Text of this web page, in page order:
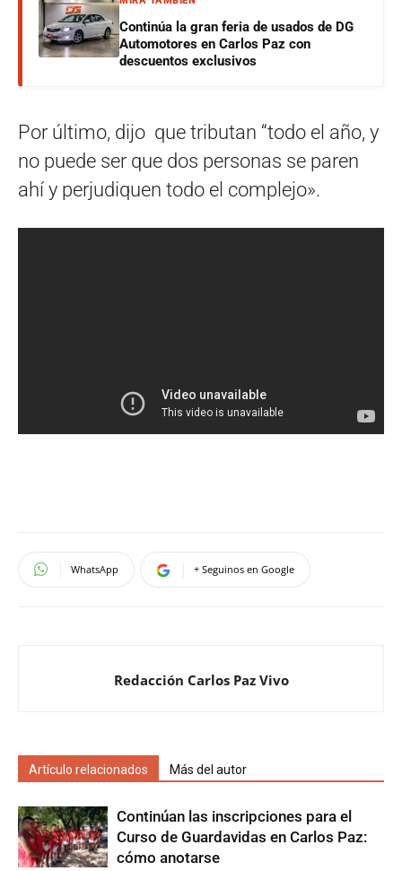
Continúa la gran feria de usados de DG
Automotores en Carlos Paz con
descuentos exclusivos
Por último, dijo que tributan “todo el año, y
no puede ser que dos personas se paren
ahí y perjudiquen todo el complejo».
WhatsApp + Seguinos en Google
Redacción Carlos Paz Vivo
Artículo relacionados Más del autor
Continúan las inscripciones para el
Curso de Guardavidas en Carlos Paz:
cómo anotarse